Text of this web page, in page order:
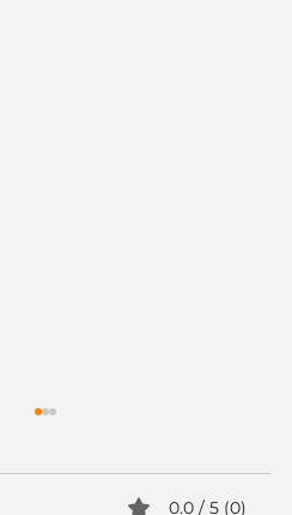
0.0 / 5 (0)